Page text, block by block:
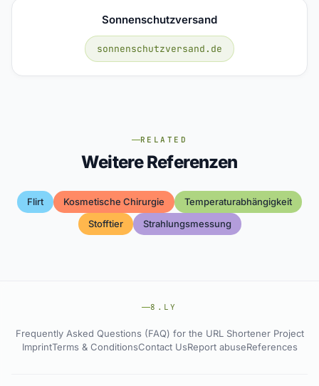
Sonnenschutzversand
sonnenschutzversand.de
RELATED
Weitere Referenzen
Flirt Kosmetische Chirurgie
Temperaturabhängigkeit
Stofftier
Strahlungsmessung
8.LY
Frequently Asked Questions (FAQ) for the URL Shortener Project
ImprintTerms & ConditionsContact UsReport abuseReferences